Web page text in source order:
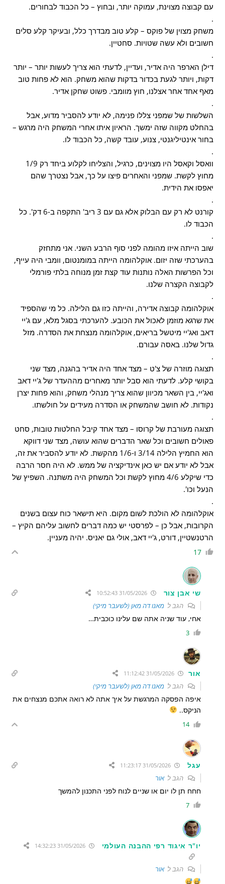
עם קבוצה מצוינת, עמוקה יותר, ובחוץ – כל הכבוד לבחורים.
.
משחק מצוין של פוקס – קלע טוב מבדרך כלל, ובעיקר קלע סלים
חשובים ולא עשה שטויות. סחטיין.
.
דילן הארפר היה אדיר, ועדיין, לדעתי הוא צריך לעשות יותר – יותר
דקות, ויותר לגעת בכדור בדקות שהוא משחק. הוא לא פחות טוב
מאף אחד אחר אצלנו, חוץ מוומבי. פשוט שחקן אדיר.
.
השלשות של שמפני צללו פנימה, לא יודע להסביר מדוע, אבל
בהחלט מקווה שזה ימשך. הראיון איתו אחרי המשחק היה מרגש –
בחור אינטיליגנטי, צנוע, עובד קשה, כל הכבוד לו.
.
וואסל וקאסל היו מצוינים, כרגיל, והצליחו לקלוע ביחד רק 1/9
מחוץ לקשת. שמפני והאחרים פיצו על כך, אבל נצטרך שהם
יאפסו את הידית.
.
קורנט לא רק עם הבלוק אלא גם עם 3 ריב' התקפה ב-6 דק'. כל
הכבוד לו.
.
שוב הייתה איזו מהומה לפני סוף הרבע השני. אני מתחזק
בהערכתי שזה יזום. אוקלהומה הייתה במומנטום, וומבי היה עייף,
וכל הפרשות האלה נותנות עוד קצת זמן מנוחה בלתי פורמלי
לקבוצה הקצרה שלנו.
.
אוקלהומה קבוצה אדירה, והייתה כזו גם הלילה. כל מי שהספיד
את שרגא מוזמן לאכול את הכובע. להערכתי בסגל מלא, עם ג'יי
דאב ואג'יי מיטשל בריאים, אוקלהומה מנצחת את הסדרה. מזל
גדול שלנו. באסה עבורם.
.
תצוגה מוזרה של צ'ט – מצד אחד היה אדיר בהגנה, מצד שני
בקושי קלע. לדעתי הוא סבל יותר מאחרים מההעדר של ג'יי דאב
ואג'יי, בין השאר מכיוון שהוא צריך מנהלי משחק, והוא פחות יצרן
נקודות. לא חושב שהמשחק או הסדרה מעידים על חולשתו.
.
תצוגה מעורבת של קרוסו – מצד אחד קיבל החלטות טובות, סחט
פאולים חשובים וכל שאר הדברים שהוא עושה, מצד שני דווקא
הוא החמיץ הלילה 3/14 ו-1/6 מהקשת. לא יודע להסביר את זה,
אבל לא יודע אם יש כאן אינדיקציה של ממש. לא היה חסר הרבה
כדי שיקלע 4/6 מחוץ לקשת וכל המשחק היה משתנה. השפיץ של
הנעל וכו'.
.
אוקלהומה לא הולכת לשום מקום. היא תישאר כוח עצום בשנים
הקרובות, אבל כן – לפרסטי יש כמה דברים לחשוב עליהם הקיץ –
הרטנשטיין, דורט, ג'יי דאב, אולי גם יאניס. יהיה מעניין.
17
שי אבן צור 31/05/2026 10:52:43
הגב למאנו דה מאן (לשעבר מיקי)
אחי, עוד שניה אתה שם עלינו כוכבית…
3
אור
הגב למאנו דה מאן (לשעבר מיקי)
איפה הפסקה המרגשת על איך אתה לא רואה אתכם מנצחים את
הניקס..
14
עגל
הגב לאור
חחח תן לו יום או שניים לנוח לפני התכנון להמשך
7
יו"ר איגוד רפי ההבנה העולמי 31/05/2026 14:32:23
הגב לאור